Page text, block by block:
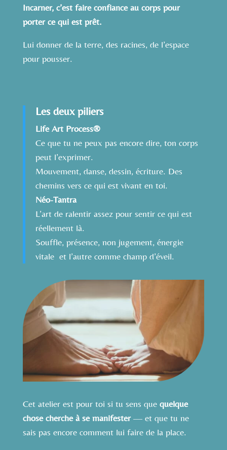
Incarner, c’est faire confiance au corps pour
porter ce qui est prêt.
Lui donner de la terre, des racines, de l’espace
pour pousser.
Les deux piliers
Life Art Process®
Ce que tu ne peux pas encore dire, ton corps
peut l’exprimer.
Mouvement, danse, dessin, écriture. Des
chemins vers ce qui est vivant en toi.
Néo-Tantra
L’art de ralentir assez pour sentir ce qui est
réellement là.
Souffle, présence, non jugement, énergie
vitale et l’autre comme champ d’éveil.
Cet atelier est pour toi si tu sens que quelque
chose cherche à se manifester— et que tu ne
sais pas encore comment lui faire de la place.